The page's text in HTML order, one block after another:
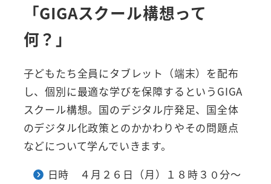
「GIGAスクール構想って
何？」
子どもたち全員にタブレット（端末）を配布
し、個別に最適な学びを保障するというGIGA
スクール構想。国のデジタル庁発足、国全体
のデジタル化政策とのかかわりやその問題点
などについて学んでいきます。
日時 ４月２６日（月）１８時３０分～